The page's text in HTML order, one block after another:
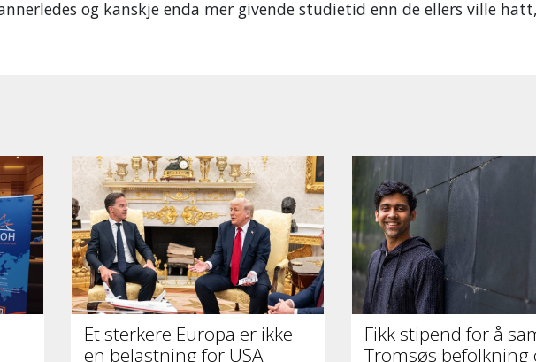
og kanskje enda mer givende studietid enn de ellers ville
Et sterkere Europa er ikke
en belastning for USA
Fikk stipend for å
Tromsøs befolkning